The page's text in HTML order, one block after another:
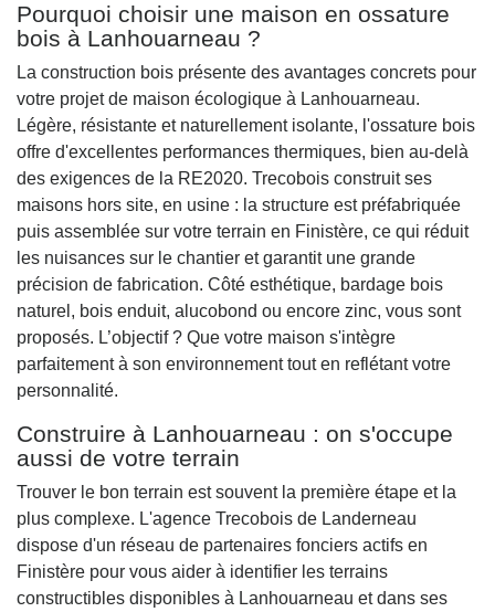
Pourquoi choisir une maison en ossature
bois à Lanhouarneau ?
La construction bois présente des avantages concrets pour
votre projet de maison écologique à Lanhouarneau.
Légère, résistante et naturellement isolante, l'ossature bois
offre d'excellentes performances thermiques, bien au-delà
des exigences de la RE2020. Trecobois construit ses
maisons hors site, en usine : la structure est préfabriquée
puis assemblée sur votre terrain en Finistère, ce qui réduit
les nuisances sur le chantier et garantit une grande
précision de fabrication. Côté esthétique, bardage bois
naturel, bois enduit, alucobond ou encore zinc, vous sont
proposés. L’objectif ? Que votre maison s'intègre
parfaitement à son environnement tout en reflétant votre
personnalité.
Construire à Lanhouarneau : on s'occupe
aussi de votre terrain
Trouver le bon terrain est souvent la première étape et la
plus complexe. L'agence Trecobois de Landerneau
dispose d'un réseau de partenaires fonciers actifs en
Finistère pour vous aider à identifier les terrains
constructibles disponibles à Lanhouarneau et dans ses